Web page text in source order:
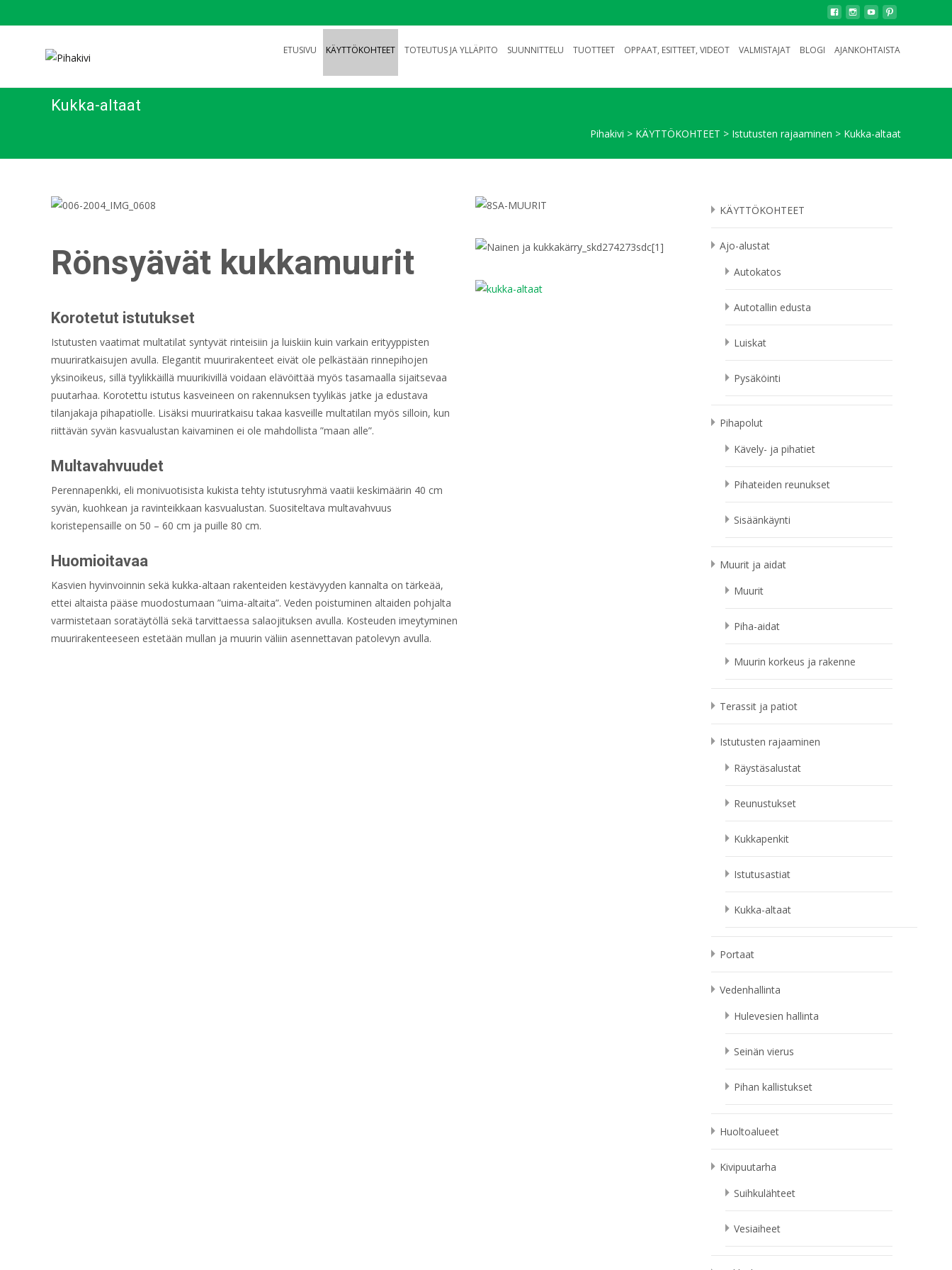
ETUSIVU KÄYTTÖKOHTEET TOTEUTUS JA YLLÄPITO SUUNNITTELU TUOTTEET OPPAAT, ESITTEET, VIDEOT VALMISTAJAT BLOGI AJANKOHTAISTA
Kukka-altaat
Pihakivi > KÄYTTÖKOHTEET > Istutusten rajaaminen > Kukka-altaat
Rönsyävät kukkamuurit
Korotetut istutukset
Istutusten vaatimat multatilat syntyvät rinteisiin ja luiskiin kuin varkain erityyppisten
muuriratkaisujen avulla. Elegantit muurirakenteet eivät ole pelkästään rinnepihojen
yksinoikeus, sillä tyylikkäillä muurikivillä voidaan elävöittää myös tasamaalla sijaitsevaa
puutarhaa. Korotettu istutus kasveineen on rakennuksen tyylikäs jatke ja edustava
tilanjakaja pihapatiolle. Lisäksi muuriratkaisu takaa kasveille multatilan myös silloin, kun
riittävän syvän kasvualustan kaivaminen ei ole mahdollista ”maan alle”.
Multavahvuudet
Perennapenkki, eli monivuotisista kukista tehty istutusryhmä vaatii keskimäärin 40 cm
syvän, kuohkean ja ravinteikkaan kasvualustan. Suositeltava multavahvuus
koristepensaille on 50 – 60 cm ja puille 80 cm.
Huomioitavaa
Kasvien hyvinvoinnin sekä kukka-altaan rakenteiden kestävyyden kannalta on tärkeää,
ettei altaista pääse muodostumaan ”uima-altaita”. Veden poistuminen altaiden pohjalta
varmistetaan soratäytöllä sekä tarvittaessa salaojituksen avulla. Kosteuden imeytyminen
muurirakenteeseen estetään mullan ja muurin väliin asennettavan patolevyn avulla.
KÄYTTÖKOHTEET
Ajo-alustat
Autokatos
Autotallin edusta
Luiskat
Pysäköinti
Pihapolut
Kävely- ja pihatiet
Pihateiden reunukset
Sisäänkäynti
Muurit ja aidat
Muurit
Piha-aidat
Muurin korkeus ja rakenne
Terassit ja patiot
Istutusten rajaaminen
Räystäsalustat
Reunustukset
Kukkapenkit
Istutusastiat
Kukka-altaat
Portaat
Vedenhallinta
Hulevesien hallinta
Seinän vierus
Pihan kallistukset
Huoltoalueet
Kivipuutarha
Suihkulähteet
Vesiaiheet